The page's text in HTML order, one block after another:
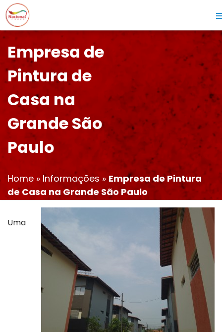
Empresa de
Pintura de
Casa na
Grande São
Paulo
Home » Informações » Empresa de Pintura
de Casa na Grande São Paulo
Uma